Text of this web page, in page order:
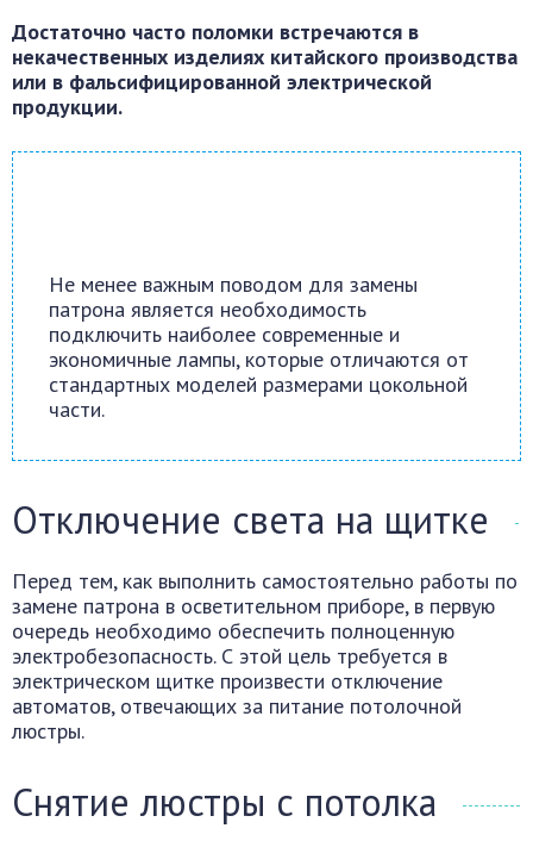
Достаточно часто поломки встречаются в
некачественных изделиях китайского производства
или в фальсифицированной электрической
продукции.
Не менее важным поводом для замены
патрона является необходимость
подключить наиболее современные и
экономичные лампы, которые отличаются от
стандартных моделей размерами цокольной
части.
Отключение света на щитке
Перед тем, как выполнить самостоятельно работы по
замене патрона в осветительном приборе, в первую
очередь необходимо обеспечить полноценную
электробезопасность. С этой цель требуется в
электрическом щитке произвести отключение
автоматов, отвечающих за питание потолочной
люстры.
Снятие люстры с потолка